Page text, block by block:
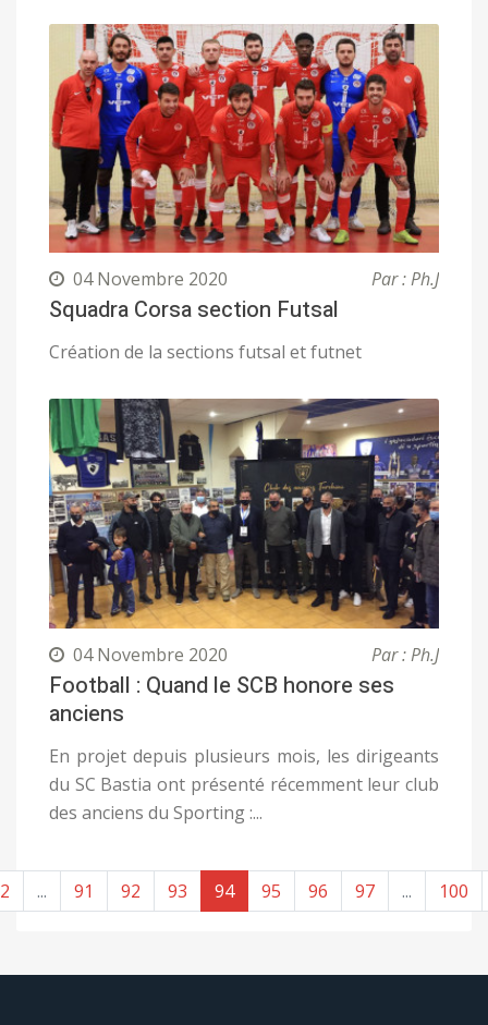
04 Novembre 2020 Par : Ph.J
Squadra Corsa section Futsal
Création de la sections futsal et futnet
04 Novembre 2020 Par : Ph.J
Football : Quand le SCB honore ses
anciens
En projet depuis plusieurs mois, les dirigeants
du SC Bastia ont présenté récemment leur club
des anciens du Sporting :...
2 ... 91 92 93 94 95 96 97 ... 100